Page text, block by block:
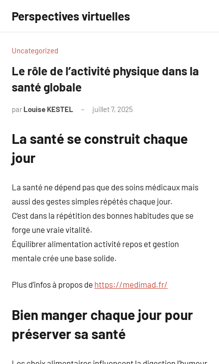
contenu
Perspectives virtuelles
Uncategorized
Le rôle de l’activité physique dans la
santé globale
par Louise KESTEL juillet 7, 2025
La santé se construit chaque
jour
La santé ne dépend pas que des soins médicaux mais
aussi des gestes simples répétés chaque jour.
C’est dans la répétition des bonnes habitudes que se
forge une vraie vitalité.
Équilibrer alimentation activité repos et gestion
mentale crée une base solide.
Plus d’infos à propos de https://medimad.fr/
Bien manger chaque jour pour
préserver sa santé